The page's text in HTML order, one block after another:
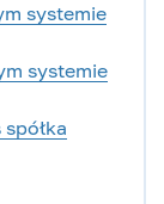
systemie
systemie